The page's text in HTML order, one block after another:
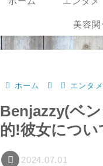
美容
ホーム エンタメ
Benjazzy(ベ
的!彼女につ
2024.07.01